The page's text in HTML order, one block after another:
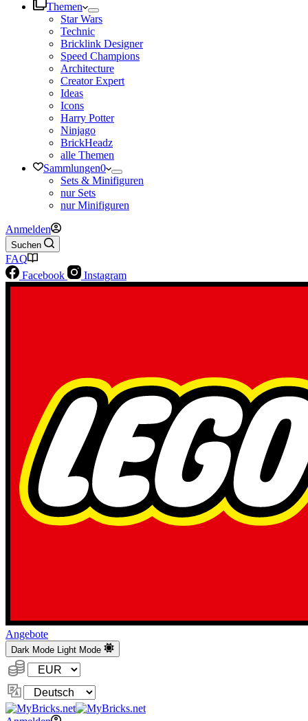
Themen
Star Wars
Technic
Bricklink Designer
Speed Champions
Architecture
Creator Expert
Ideas
Icons
Harry Potter
Ninjago
BrickHeadz
alle Themen
Sammlungen0
Sets & Minifiguren
nur Sets
nur Minifiguren
Anmelden
Suchen
FAQ
Facebook
Instagram
Angebote
Dark Mode Light Mode
Währung:
Sprache
ändern